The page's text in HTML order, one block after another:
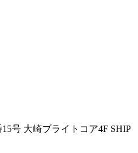
号 大崎ブライトコア4F SHIP